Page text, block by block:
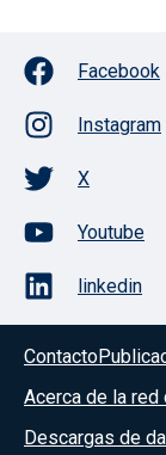
Facebook
Instagram
X
Youtube
linkedin
Contacto
Acerca de la
Descargas de